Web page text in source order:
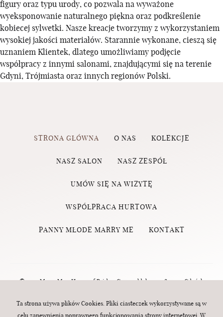
figury oraz typu urody, co pozwala na wyważone
wyeksponowanie naturalnego piękna oraz podkreślenie
kobiecej sylwetki. Nasze kreacje tworzymy z wykorzystaniem
wysokiej jakości materiałów. Starannie wykonane, cieszą się
uznaniem Klientek, dlatego umożliwiamy podjęcie
współpracy z innymi salonami, znajdującymi się na terenie
Gdyni, Trójmiasta oraz innych regionów Polski.
STRONA GŁÓWNA O NAS KOLEKCJE
NASZ SALON NASZ ZESPÓŁ
UMÓW SIĘ NA WIZYTĘ
WSPÓŁPRACA HURTOWA
PANNY MŁODE MARRY ME KONTAKT
© 2023 Marry Me - House of Brides, Grunwaldzka 124, 80-244 Gdańsk
570 760 320 | e-mail: biuro@marry-me.com.pl
Ta strona używa plików Cookies. Pliki ciasteczek wykorzystywane są w
celu zapewnienia poprawnego funkcjonowania strony internetowej. W